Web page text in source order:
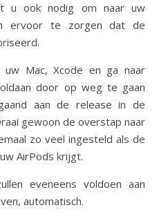
u ook nodig om naar uw
ervoor te zorgen dat de
Mac, Xcode en ga naar
door op weg te gaan
aan de release in de
gewoon de overstap naar
zo veel ingesteld als de
AirPods krijgt.
eveneens voldoen aan
automatisch.